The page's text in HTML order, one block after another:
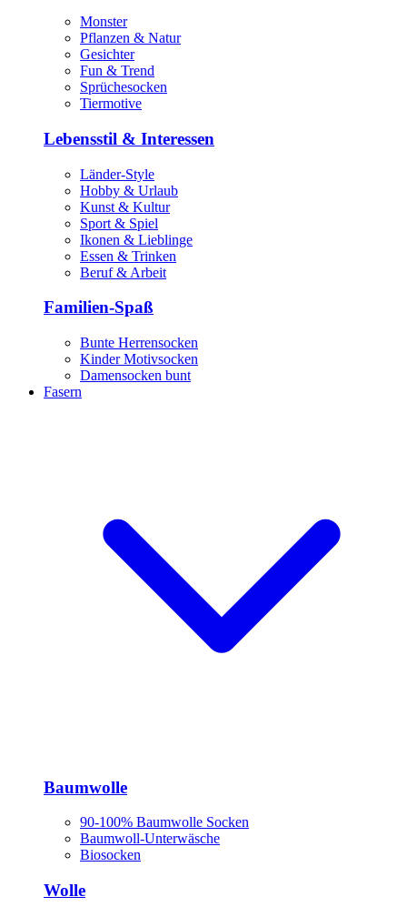
Monster
Pflanzen & Natur
Gesichter
Fun & Trend
Sprüchesocken
Tiermotive
Lebensstil & Interessen
Länder-Style
Hobby & Urlaub
Kunst & Kultur
Sport & Spiel
Ikonen & Lieblinge
Essen & Trinken
Beruf & Arbeit
Familien-Spaß
Bunte Herrensocken
Kinder Motivsocken
Damensocken bunt
Fasern
Baumwolle
90-100% Baumwolle Socken
Baumwoll-Unterwäsche
Biosocken
Wolle